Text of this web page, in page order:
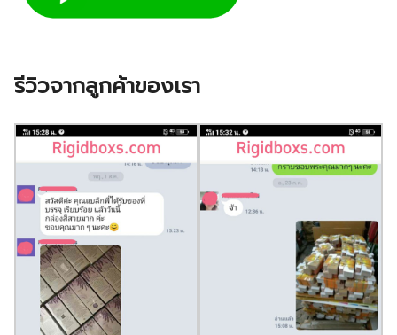
รีวิวจากลูกค้าของเรา